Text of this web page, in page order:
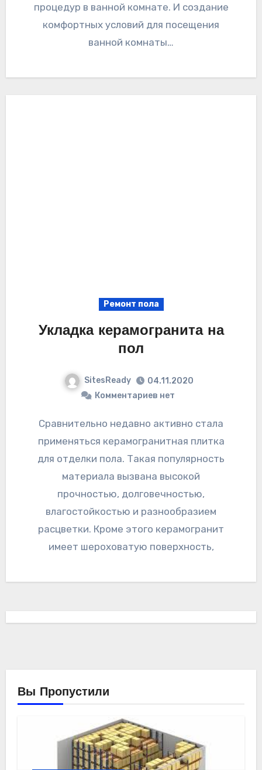
процедур в ванной комнате. И создание
комфортных условий для посещения
ванной комнаты…
Ремонт пола
Укладка керамогранита на
пол
SitesReady
04.11.2020
Комментариев нет
Сравнительно недавно активно стала
применяться керамогранитная плитка
для отделки пола. Такая популярность
материала вызвана высокой
прочностью, долговечностью,
влагостойкостью и разнообразием
расцветки. Кроме этого керамогранит
имеет шероховатую поверхность,
Вы Пропустили